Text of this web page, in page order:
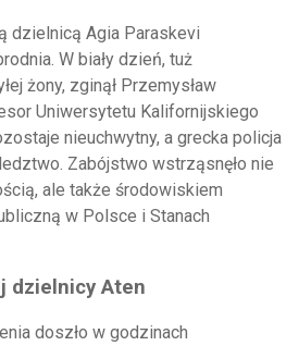
dzielnicą Agia Paraskevi
W biały dzień, tuż
żony, zginął Przemysław
Uniwersytetu Kalifornijskiego
nieuchwytny, a grecka policja
Zabójstwo wstrząsnęło nie
ale także środowiskiem
w Polsce i Stanach
dzielnicy Aten
doszło w godzinach